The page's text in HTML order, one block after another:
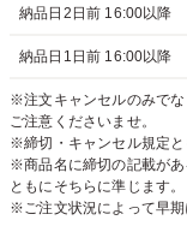
納品日2日前 16:00以降
納品日1日前 16:00以降
※注文キャンセルのみでな
ご注意くださいませ。
※締切・キャンセル規定と
※商品名に締切の記載が
ともにそちらに準じます。
※ご注文状況によって早期